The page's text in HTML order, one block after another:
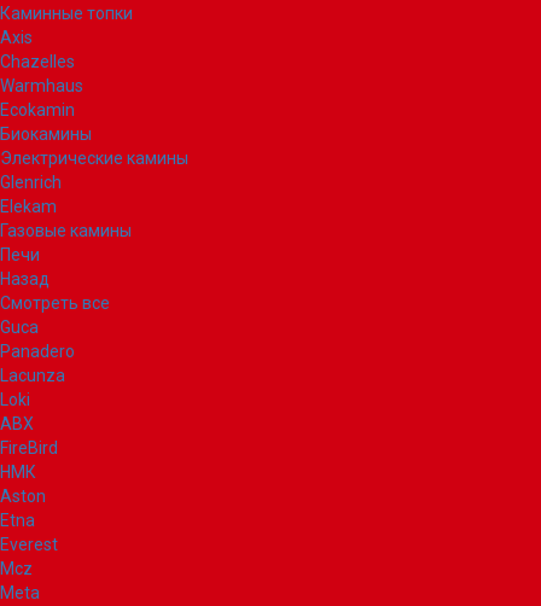
Каминные топки
Axis
Chazelles
Warmhaus
Ecokamin
Биокамины
Электрические камины
Glenrich
Elekam
Газовые камины
Печи
Назад
Смотреть все
Guca
Panadero
Lacunza
Loki
ABX
FireBird
НМК
Aston
Etna
Everest
Mcz
Meta